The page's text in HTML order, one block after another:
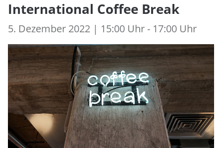
International Coffee Break
5. Dezember 2022 | 15:00 Uhr - 17:00 Uhr